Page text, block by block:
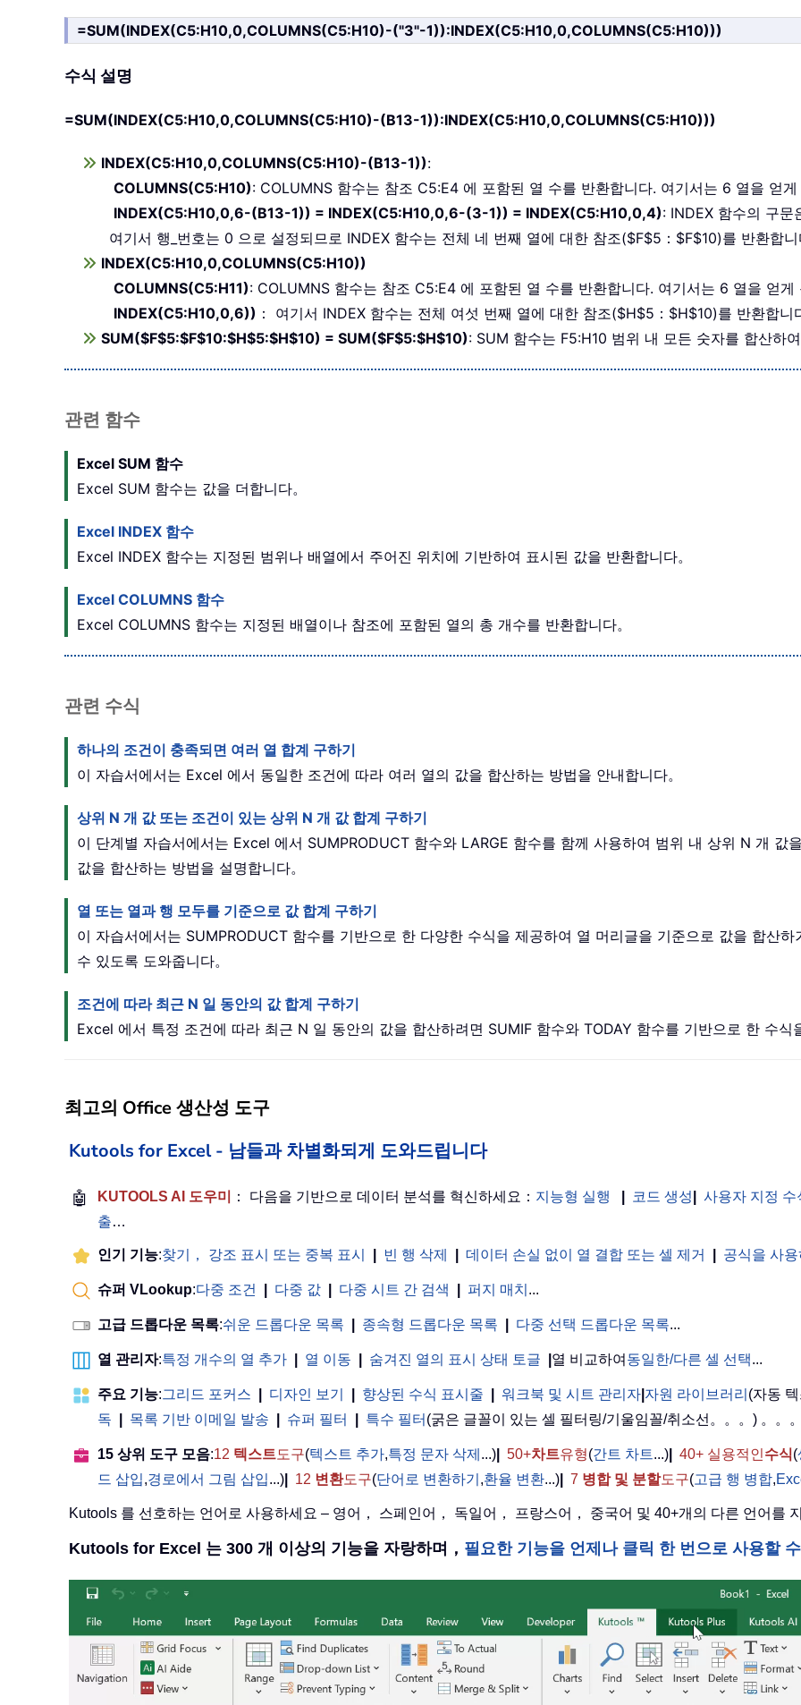
=SUM(INDEX(C5:H10,0,COLUMNS(C5:H10)-("3"-1)):INDEX(C5:H10,0,COLUMNS(C5:H10)))
수식 설명
=SUM(INDEX(C5:H10,0,COLUMNS(C5:H10)-(B13-1)):INDEX(C5:H10,0,COLUMNS(C5:H10)))
INDEX(C5:H10,0,COLUMNS(C5:H10)-(B13-1)):
COLUMNS(C5:H10): COLUMNS 함수는 참조 C5:E4 에 포함된 열 수를 반환합니다. 여기서는 6 열을 얻
INDEX(C5:H10,0,6-(B13-1)) = INDEX(C5:H10,0,6-(3-1)) = INDEX(C5:H10,0,4): INDEX 함수의 구문
여기서 행_번호는 0 으로 설정되므로 INDEX 함수는 전체 네 번째 열에 대한 참조($F$5：$F$10)를 반환합
INDEX(C5:H10,0,COLUMNS(C5:H10))
COLUMNS(C5:H11): COLUMNS 함수는 참조 C5:E4 에 포함된 열 수를 반환합니다. 여기서는 6 열을 얻게
INDEX(C5:H10,0,6)) ： 여기서 INDEX 함수는 전체 여섯 번째 열에 대한 참조($H$5：$H$10)를 반환합니
SUM($F$5:$F$10:$H$5:$H$10) = SUM($F$5:$H$10): SUM 함수는 F5:H10 범위 내 모든 숫자를 합산하
관련 함수
Excel SUM 함수
Excel SUM 함수는 값을 더합니다。
Excel INDEX 함수
Excel INDEX 함수는 지정된 범위나 배열에서 주어진 위치에 기반하여 표시된 값을 반환합니다。
Excel COLUMNS 함수
Excel COLUMNS 함수는 지정된 배열이나 참조에 포함된 열의 총 개수를 반환합니다。
관련 수식
하나의 조건이 충족되면 여러 열 합계 구하기
이 자습서에서는 Excel 에서 동일한 조건에 따라 여러 열의 값을 합산하는 방법을 안내합니다。
상위 N 개 값 또는 조건이 있는 상위 N 개 값 합계 구하기
이 단계별 자습서에서는 Excel 에서 SUMPRODUCT 함수와 LARGE 함수를 함께 사용하여 범위 내 상위 N 개 값
값을 합산하는 방법을 설명합니다。
열 또는 열과 행 모두를 기준으로 값 합계 구하기
이 자습서에서는 SUMPRODUCT 함수를 기반으로 한 다양한 수식을 제공하여 열 머리글을 기준으로 값을 합산
수 있도록 도와줍니다。
조건에 따라 최근 N 일 동안의 값 합계 구하기
Excel 에서 특정 조건에 따라 최근 N 일 동안의 값을 합산하려면 SUMIF 함수와 TODAY 함수를 기반으로 한 수식
최고의 Office 생산성 도구
Kutools for Excel - 남들과 차별화되게 도와드립니다
🤖 KUTOOLS AI 도우미 ： 다음을 기반으로 데이터 분석를 혁신하세요： 지능형 실행 코드 생성
사용자 지정 수
출…
인기 기능:찾기， 강조 표시 또는 중복 표시 빈 행 삭제 데이터 손실 없이 열 결합 또는 셀 제거 공식을 사
슈퍼 VLookup:다중 조건 다중 값 다중 시트 간 검색 퍼지 매치 ...
고급 드롭다운 목록:쉬운 드롭다운 목록 종속형 드롭다운 목록 다중 선택 드롭다운 목록...
열 관리자:특정 개수의 열 추가 열 이동 숨겨진 열의 표시 상태 토글 열 비교하여 동일한/다른 셀 선택...
주요 기능:그리드 포커스 디자인 보기 향상된 수식 표시줄 워크북 및 시트 관리자 자원 라이브러리 (자동
독
목록 기반 이메일 발송 슈퍼 필터 특수 필터 (굵은 글꼴이 있는 셀 필터링/기울임꼴/취소선。。。) 。。
15 상위 도구 모음:12 텍스트도구(텍스트 추가,특정 문자 삭제 ...) 50+차트유형(간트 차트...) 40+ 실용적인수식(
드 삽입,경로에서 그림 삽입...) 12 변환도구(단어로 변환하기 ,환율 변환...) 7 병합 및 분할도구(고급 행 병합,
Kutools 를 선호하는 언어로 사용하세요 – 영어， 스페인어， 독일어， 프랑스어， 중국어 및 40+개의 다른 언어를
Kutools for Excel 는 300 개 이상의 기능을 자랑하며， 필요한 기능을 언제나 클릭 한 번으로 사용할